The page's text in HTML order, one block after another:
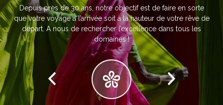
Depuis près de 30 ans, notre objectif est de faire en sorte
que votre voyage à l’arrivée soit à la hauteur de votre rêve de
départ. A nous de rechercher l’excellence dans tous les
domaines !